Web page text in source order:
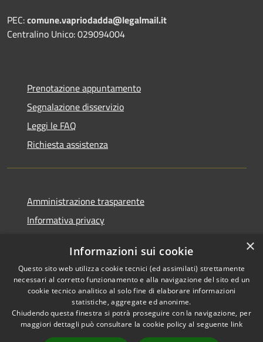
PEC:comune.vapriodadda@legalmail.it
Centralino Unico: 029094004
Prenotazione appuntamento
Segnalazione disservizio
Leggi le FAQ
Richiesta assistenza
Amministrazione trasparente
Informativa privacy
Dichiarazione di accessibilità
RSS
Accessibilità
Copyright © 2026 • Comune di
Vaprio d'Adda • Powered by
×
Informazioni sui cookie
Questo sito web utilizza cookie tecnici (ed assimilati) strettamente
necessari al corretto funzionamento e alla navigazione del sito ed un
cookie tecnico analitico al solo fine di elaborare informazioni
statistiche, aggregate ed anonime.
Chiudendo questa finestra si potrà proseguire con la navigazione, per
maggiori dettagli può consultare la cookie policy al seguente link